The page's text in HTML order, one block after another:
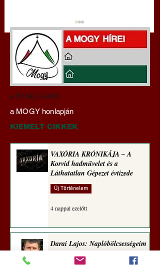
Darai Lajos:
Naplóbölcsességeim
(2025)
a Szilaj Csikón
a MOGY honlapján
KIEMELT CIKKEK
VAXÓRIA KRÓNIKÁJA ‒ A
Korvid hadművelet és a
Láthatatlan Gépezet évtizede
Új Történelem
4 nappal ezelőtt
Darai Lajos: Naplóbölcsességeim
(2018)